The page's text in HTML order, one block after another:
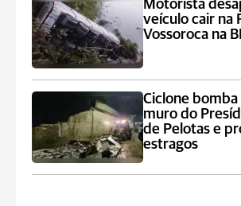
Motorista
veículo cair na
Vossoroca na
Ciclone
muro do
de Pelotas e
estragos